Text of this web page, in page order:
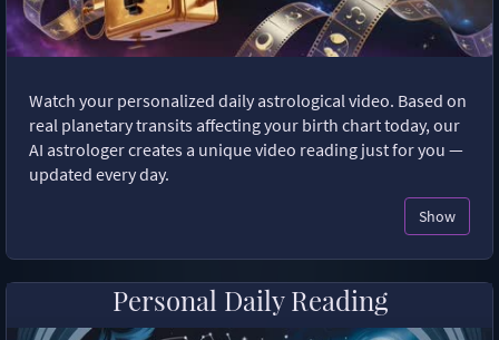
Watch your personalized daily astrological video. Based on
real planetary transits affecting your birth chart today, our
AI astrologer creates a unique video reading just for you —
updated every day.
Show
Personal Daily Reading